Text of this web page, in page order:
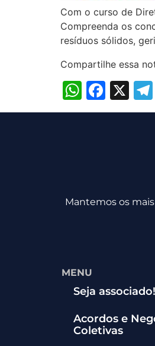
Com o curso de
Compreenda os
resíduos sólidos,
Compartilhe essa
X
Mantemos os
MENU
Seja associado!
Acordos e
Coletivas